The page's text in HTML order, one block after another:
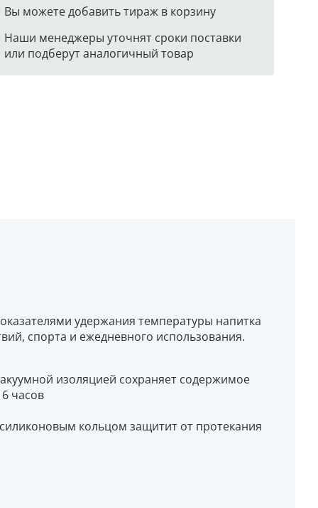
Вы можете добавить тираж в корзину
Наши менеджеры уточнят сроки поставки
или подберут аналогичный товар
удержания температуры напитка
спорта и ежедневного использования.
изоляцией сохраняет содержимое
часов
кольцом защитит от протекания